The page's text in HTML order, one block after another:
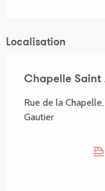
Localisation
Chapelle Saint
Rue de la
Gautier